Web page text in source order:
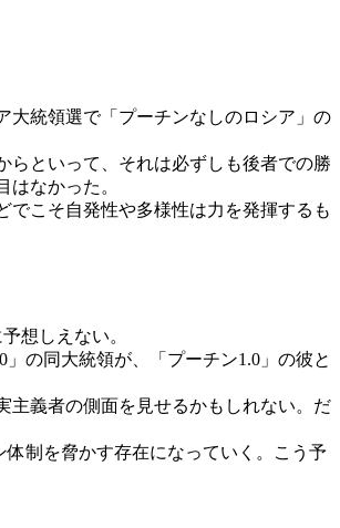
統領選で「プーチンなしのロシア」の
といって、それは必ずしも後者での勝
なかった。
こそ自発性や多様性は力を発揮するも
想しえない。
の同大統領が、「プーチン1.0」の彼と
義者の側面を見せるかもしれない。だ
制を脅かす存在になっていく。こう予